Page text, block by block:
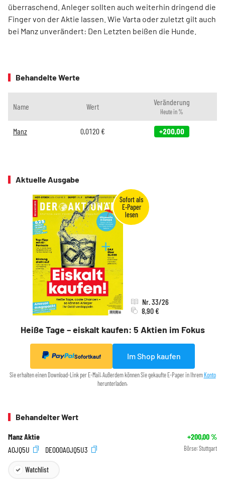
überraschend. Anleger sollten auch weiterhin dringend die
Finger von der Aktie lassen. Wie Varta oder zuletzt gilt auch
bei Manz unverändert: Den Letzten beißen die Hunde.
Behandelte Werte
Name Wert Veränderung
Heute in %
Manz 0,0120 € +200,00
Aktuelle Ausgabe
Heiße Tage – eiskalt kaufen: 5 Aktien im Fokus
Nr. 33/26
8,90 €
Sofortkauf Im Shop kaufen
Sie erhalten einen Download-Link per E-Mail. Außerdem können Sie gekaufte E-Paper in Ihrem Konto
herunterladen.
Behandelter Wert
Manz Aktie +200,00%
A0JQ5U
DE000A0JQ5U3 Börse: Stuttgart
Watchlist